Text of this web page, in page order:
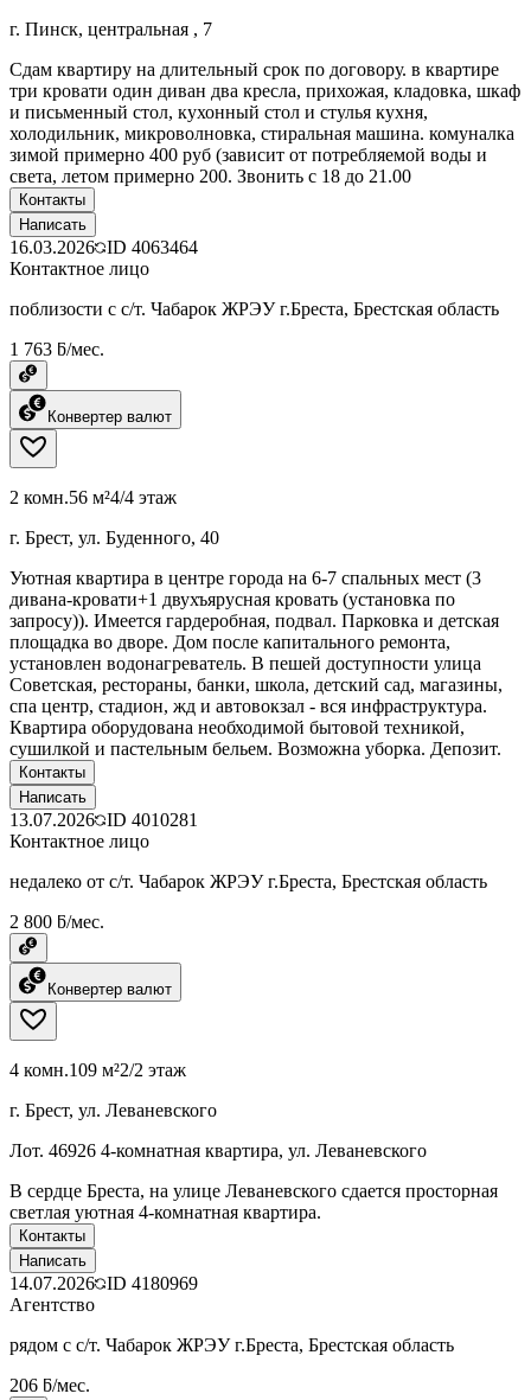
г. Пинск, центральная , 7
Сдам квартиру на длительный срок по договору. в квартире
три кровати один диван два кресла, прихожая, кладовка, шкаф
и письменный стол, кухонный стол и стулья кухня,
холодильник, микроволновка, стиральная машина. комуналка
зимой примерно 400 руб (зависит от потребляемой воды и
света, летом примерно 200. Звонить с 18 до 21.00
Контакты
Написать
16.03.2026 ID 4063464
Контактное лицо
поблизости с с/т. Чабарок ЖРЭУ г.Бреста, Брестская область
1 763 ƃ/мес.
Конвертер валют
2 комн.56 м²4/4 этаж
г. Брест, ул. Буденного, 40
Уютная квартира в центре города на 6-7 спальных мест (3
дивана-кровати+1 двухъярусная кровать (установка по
запросу)). Имеется гардеробная, подвал. Парковка и детская
площадка во дворе. Дом после капитального ремонта,
установлен водонагреватель. В пешей доступности улица
Советская, рестораны, банки, школа, детский сад, магазины,
спа центр, стадион, жд и автовокзал - вся инфраструктура.
Квартира оборудована необходимой бытовой техникой,
сушилкой и пастельным бельем. Возможна уборка. Депозит.
Контакты
Написать
13.07.2026 ID 4010281
Контактное лицо
недалеко от с/т. Чабарок ЖРЭУ г.Бреста, Брестская область
2 800 ƃ/мес.
Конвертер валют
4 комн.109 м²2/2 этаж
г. Брест, ул. Леваневского
Лот. 46926 4-комнатная квартира, ул. Леваневского
В сердце Бреста, на улице Леваневского сдается просторная
светлая уютная 4-комнатная квартира.
Контакты
Написать
14.07.2026 ID 4180969
Агентство
рядом с с/т. Чабарок ЖРЭУ г.Бреста, Брестская область
206 ƃ/мес.